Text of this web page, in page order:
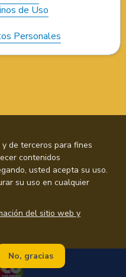
de Uso
Personales
de terceros para fines
contenidos
usted acepta su uso.
su uso en cualquier
del sitio web y
No, gracias